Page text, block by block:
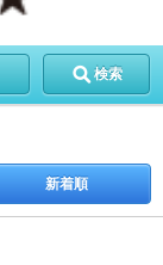
検索
新着順